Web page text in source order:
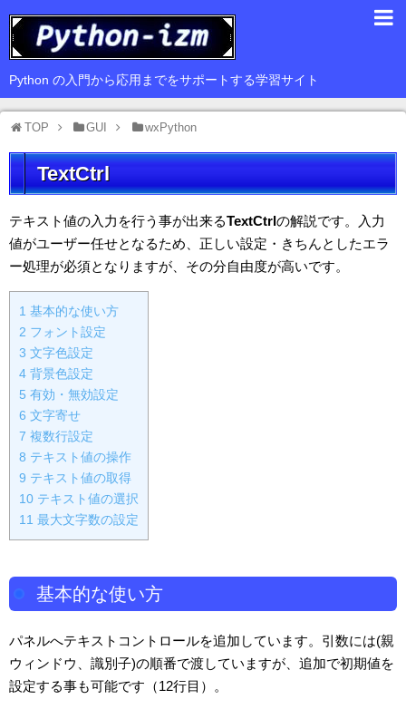
Python の入門から応用までをサポートする学習サイト
TOP GUI wxPython
TextCtrl
テキスト値の入力を行う事が出来るTextCtrlの解説です。入力
値がユーザー任せとなるため、正しい設定・きちんとしたエラ
ー処理が必須となりますが、その分自由度が高いです。
1 基本的な使い方
2 フォント設定
3 文字色設定
4 背景色設定
5 有効・無効設定
6 文字寄せ
7 複数行設定
8 テキスト値の操作
9 テキスト値の取得
10 テキスト値の選択
11 最大文字数の設定
基本的な使い方
パネルへテキストコントロールを追加しています。引数には(親
ウィンドウ、識別子)の順番で渡していますが、追加で初期値を
設定する事も可能です（12行目）。
入門編
基礎編
豆知識
サードパーティ
Web
GUI
データ解析